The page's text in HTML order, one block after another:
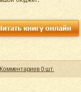
книгу онлайн
Комментариев 0шт.